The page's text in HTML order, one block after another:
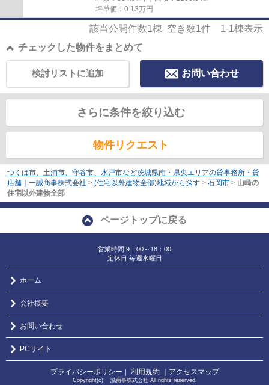
坪単価： 0.13万円
該当公開件数1棟 空き数1件 1-1棟表示
チェックした物件をまとめて
お問い合わせ
検討リストに追加
さらに条件を絞り込む
物件リクエスト
つくば市、土浦市、守谷市、水戸市など茨城県南・県央エリアの貸事務所・貸
店舗｜一誠商事株式会社 > (住宅以外建物全部)地域から探す > 石岡市 > 山崎の
住宅以外建物全部
ページトップに戻る
営業時間:9：00～18：00
定休日:毎週水曜日
ホーム
会社概要
お問い合わせ
PCサイト
プライバシーポリシー ｜ 利用規約 ｜アクセスマップ
Copyright(c) 一誠商事株式会社 All rights reserved.